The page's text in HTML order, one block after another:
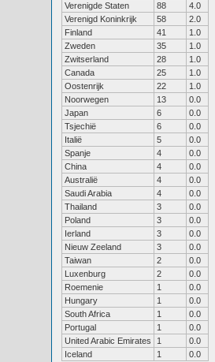
Verenigde Staten
88
4.0
Verenigd Koninkrijk
58
2.0
Finland
41
1.0
Zweden
35
1.0
Zwitserland
28
1.0
Canada
25
1.0
Oostenrijk
22
1.0
Noorwegen
13
0.0
Japan
6
0.0
Tsjechië
6
0.0
Italië
5
0.0
Spanje
4
0.0
China
4
0.0
Australië
4
0.0
Saudi Arabia
4
0.0
Thailand
3
0.0
Poland
3
0.0
Ierland
3
0.0
Nieuw Zeeland
3
0.0
Taiwan
2
0.0
Luxenburg
2
0.0
Roemenie
1
0.0
Hungary
1
0.0
South Africa
1
0.0
Portugal
1
0.0
United Arabic Emirates
1
0.0
Iceland
1 0.0